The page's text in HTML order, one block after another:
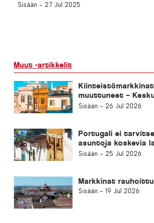
Sisään - 27 Jul 2025
Muut -artikkelit
muuttuneet –
menneisyydessä
Sisään - 26 Jul 2026
Portugali ei
asuntoja koskevia
on ryhdyttävä
Sisään - 25 Jul 2026
Markkinat
Sisään - 19 Jul 2026